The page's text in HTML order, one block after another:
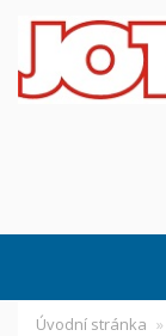
Úvodní stránka